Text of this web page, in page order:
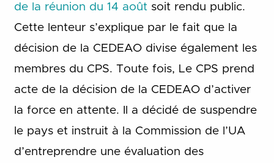
de la réunion du 14 août soit rendu public.
Cette lenteur s’explique par le fait que la
décision de la CEDEAO divise également les
membres du CPS. Toute fois, Le CPS prend
acte de la décision de la CEDEAO d’activer
la force en attente. Il a décidé de suspendre
le pays et instruit à la Commission de l’UA
d’entreprendre une évaluation des